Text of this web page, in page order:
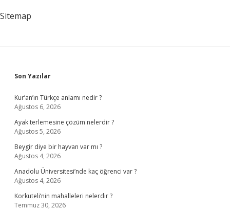
Sitemap
Sidebar
Son Yazılar
Kur’an’ın Türkçe anlamı nedir ?
Ağustos 6, 2026
Ayak terlemesine çözüm nelerdir ?
Ağustos 5, 2026
Beygir diye bir hayvan var mı ?
Ağustos 4, 2026
Anadolu Üniversitesi’nde kaç öğrenci var ?
Ağustos 4, 2026
Korkuteli’nin mahalleleri nelerdir ?
Temmuz 30, 2026